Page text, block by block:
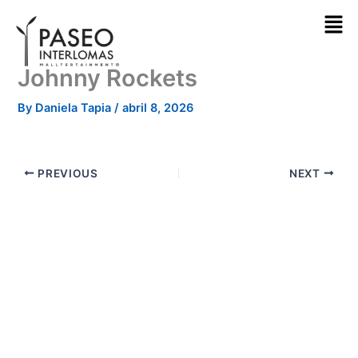
content
Johnny Rockets
By Daniela Tapia/abril 8, 2026
PREVIOUS NEXT